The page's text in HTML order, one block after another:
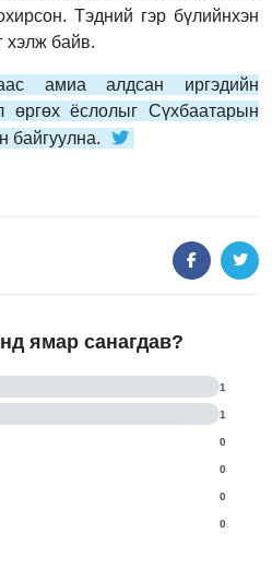
Тэдний гэр бүлийнхэн
хэлж байв.
амиа алдсан иргэдийн
өргөх ёслолыг Сүхбаатарын
байгуулна.
ямар санагдав?
1
1
0
0
0
0